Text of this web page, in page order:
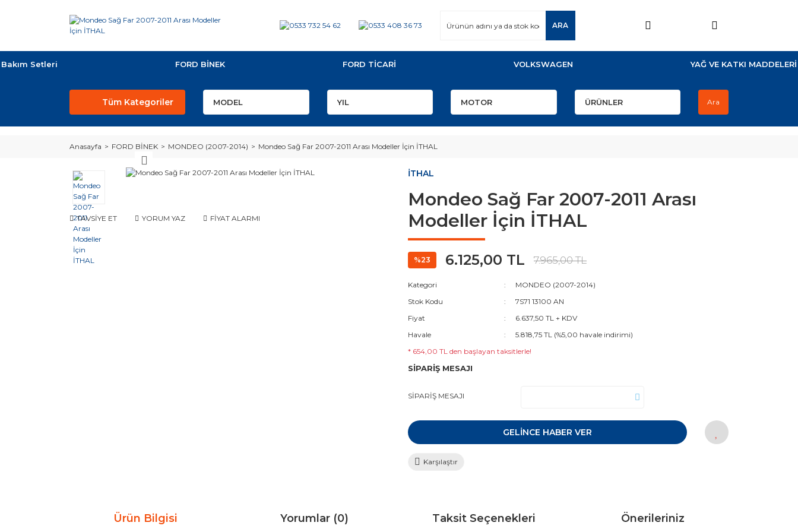
ARA
Bakım Setleri FORD BİNEK FORD TİCARİ VOLKSWAGEN YAĞ VE KATKI MADDELERİ
Tüm Kategoriler Ara
Anasayfa FORD BİNEK MONDEO (2007-2014) Mondeo Sağ Far 2007-2011 Arası Modeller İçin İTHAL
TAVSİYE ET YORUM YAZ FİYAT ALARMI
İTHAL
Mondeo Sağ Far 2007-2011 Arası
Modeller İçin İTHAL
%23 6.125,00 TL 7.965,00 TL
Kategori
MONDEO (2007-2014)
Stok Kodu
7S71 13100 AN
Fiyat
6.637,50 TL + KDV
Havale
5.818,75 TL (%5,00 havale indirimi)
* 654,00 TL den başlayan taksitlerle!
SİPARİŞ MESAJI
SİPARİŞ MESAJI
GELİNCE HABER VER
Karşılaştır
Ürün Bilgisi Yorumlar (0) Taksit Seçenekleri Önerileriniz